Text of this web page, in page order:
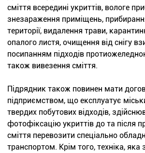
сміття всередині укриттів, вологе
знезараження приміщень,
території, видалення трави,
опалого листя, очищення від снігу
посипанням підходів
також вивезення сміття.
Підрядник також повинен мати
підприємством, що експлуатує
твердих побутових відходів,
фотофіксацію укриттів до та після
сміття перевозити спеціально
транспортом. Крім того, техніка, яка